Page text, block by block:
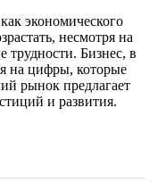
экономического
несмотря на
Бизнес, в
на цифры, которые
рынок предлагает
и развития.